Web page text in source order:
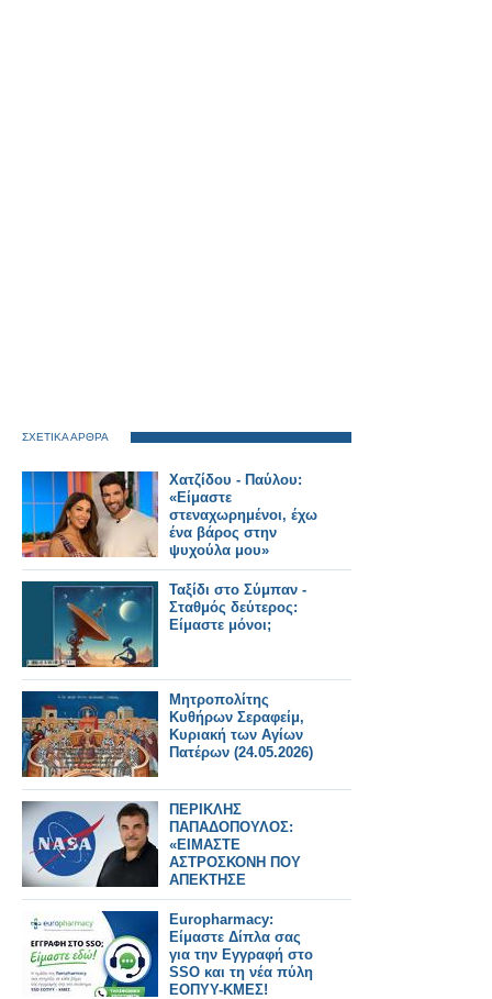
ΣΧΕΤΙΚΑ ΑΡΘΡΑ
Χατζίδου - Παύλου:
«Είμαστε
στεναχωρημένοι, έχω
ένα βάρος στην
ψυχούλα μου»
Ταξίδι στο Σύμπαν -
Σταθμός δεύτερος:
Είμαστε μόνοι;
Μητροπολίτης
Κυθήρων Σεραφείμ,
Κυριακή των Αγίων
Πατέρων (24.05.2026)
ΠΕΡΙΚΛΗΣ
ΠΑΠΑΔΟΠΟΥΛΟΣ:
«ΕΙΜΑΣΤΕ
ΑΣΤΡΟΣΚΟΝΗ ΠΟΥ
ΑΠΕΚΤΗΣΕ
ΣΥΝΕΙΔΗΣΗ» – Ο
ΗΓΕΤΗΣ ΤΗΣ NASA
ΠΙΣΩ ΑΠΟ ΤΟ Artemis
II
Europharmacy:
Είμαστε Δίπλα σας
για την Εγγραφή στο
SSO και τη νέα πύλη
ΕΟΠΥΥ-ΚΜΕΣ!